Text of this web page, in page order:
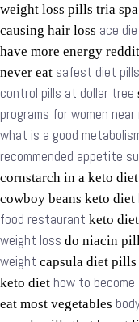
weight loss pills tria spa
causing hair loss ace
have more energy reddit
never eat safest diet
control pills at dollar tree
programs for women near
what is a good
recommended appetite
cornstarch in a keto diet
cowboy beans keto diet
food restaurant keto
weight loss do niacin
weight capsula diet pills
keto diet how to
eat most vegetables